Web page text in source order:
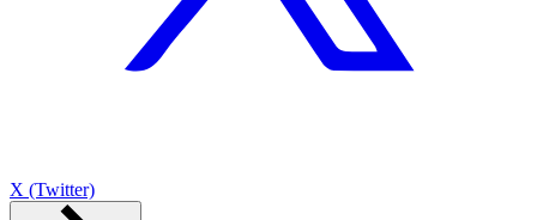
X (Twitter)